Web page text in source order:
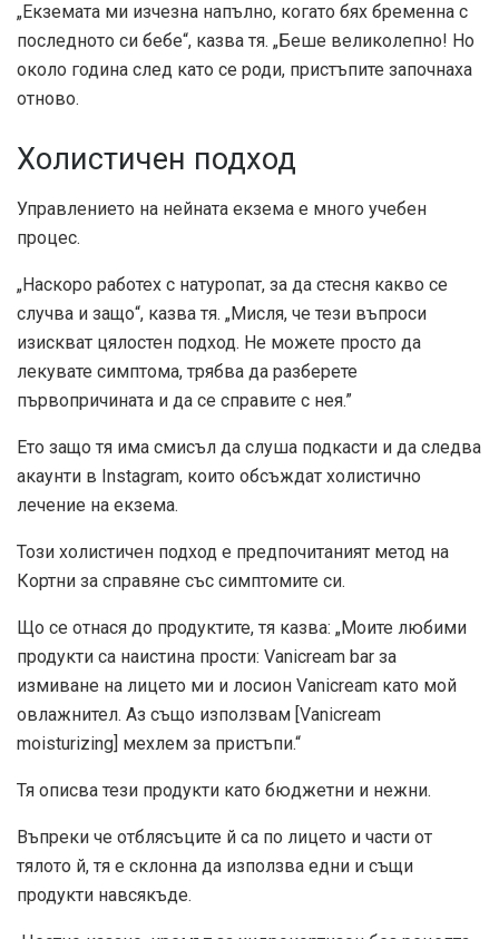
„Екземата ми изчезна напълно, когато бях бременна с
последното си бебе“, казва тя. „Беше великолепно! Но
около година след като се роди, пристъпите започнаха
отново.
Холистичен подход
Управлението на нейната екзема е много учебен
процес.
„Наскоро работех с натуропат, за да стесня какво се
случва и защо“, казва тя. „Мисля, че тези въпроси
изискват цялостен подход. Не можете просто да
лекувате симптома, трябва да разберете
първопричината и да се справите с нея.”
Ето защо тя има смисъл да слуша подкасти и да следва
акаунти в Instagram, които обсъждат холистично
лечение на екзема.
Този холистичен подход е предпочитаният метод на
Кортни за справяне със симптомите си.
Що се отнася до продуктите, тя казва: „Моите любими
продукти са наистина прости: Vanicream bar за
измиване на лицето ми и лосион Vanicream като мой
овлажнител. Аз също използвам [Vanicream
moisturizing] мехлем за пристъпи.“
Тя описва тези продукти като бюджетни и нежни.
Въпреки че отблясъците й са по лицето и части от
тялото й, тя е склонна да използва едни и същи
продукти навсякъде.